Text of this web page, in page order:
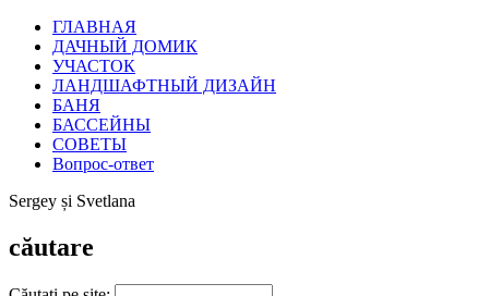
ГЛАВНАЯ
ДАЧНЫЙ ДОМИК
УЧАСТОК
ЛАНДШАФТНЫЙ ДИЗАЙН
БАНЯ
БАССЕЙНЫ
СОВЕТЫ
Вопрос-ответ
Sergey și Svetlana
căutare